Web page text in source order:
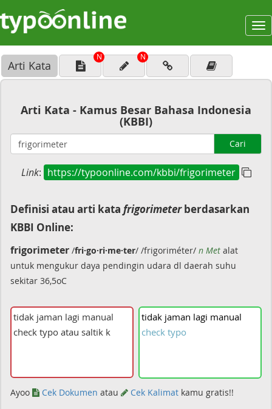
Arti Kata
N N
Arti Kata - Kamus Besar Bahasa Indonesia
(KBBI)
Cari
Link: https://typoonline.com/kbbi/frigorimeter
Definisi atau arti kata frigorimeterberdasarkan
KBBI Online:
frigorimeter /fri·go·ri·me·ter/ /frigoriméter/ n Met alat
untuk mengukur daya pendingin udara dl daerah suhu
sekitar 36,5oC
tidak jaman lagi manual
check typo
Ayoo Cek Dokumen atau Cek Kalimat kamu gratis!!